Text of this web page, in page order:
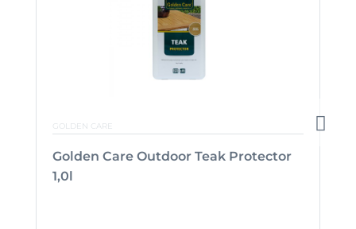
GOLDEN CARE
Golden Care Outdoor Teak Protector
1,0l